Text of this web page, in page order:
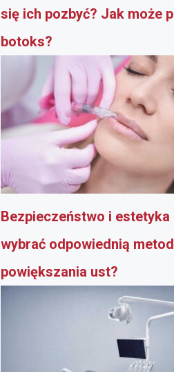
się ich pozbyć? Jak może
botoks?
Bezpieczeństwo i estetyka
wybrać odpowiednią
powiększania ust?